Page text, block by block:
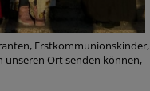
Erstkommunionskinder,
unseren Ort senden können,